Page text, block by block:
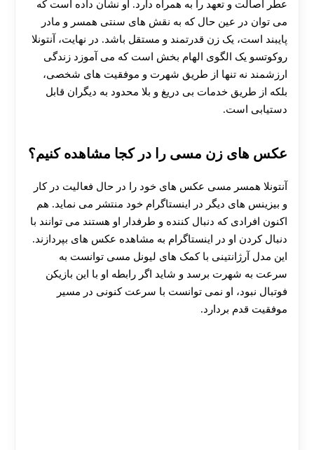
عطر اصالت و تعهد را به همراه دارد. او نشان داده است که
می‌ توان در عین حال که به نقش‌ های سنتی همسر و مادر
پایبند است، یک زن قدرتمند و مستقل باشد. در نهایت، آنتونلا
روکوتسو یک الگوی الهام‌ بخش است که می‌ آموزد زندگی
ارزشمند نه تنها از طریق شهرت و موفقیت‌ های شخصی،
بلکه از طریق خدمات بی‌ دریغ و بلا محدود به دیگران قابل
دستیابی است.
عکس های زن مسی را در کجا مشاهده کنیم؟
آنتونلا همسر مسی عکس های خود را در حال فعالیت در کار
و بیزینس های دیگر در اینستاگرام خود منتشر می نماید. هم
اکنون افرادی که دنبال کننده و طرفدار او هستند می توانند با
دنبال کردن او در اینستاگرام به مشاهده عکس های بپردازند.
این مدل آرژانتینی با کمک های لیونل مسی توانست به
سرعت به شهرت برسد و شاید اگر رابطه او با این بازیکن
فوتبال نبود، او نمی توانست با سرعت کنونی در مسیر
موفقیت قدم بردارد.